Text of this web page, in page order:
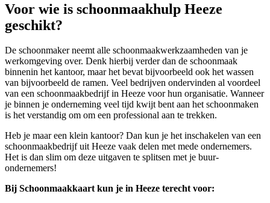
Voor wie is schoonmaakhulp Heeze
geschikt?
De schoonmaker neemt alle schoonmaakwerkzaamheden van je
werkomgeving over. Denk hierbij verder dan de schoonmaak
binnenin het kantoor, maar het bevat bijvoorbeeld ook het wassen
van bijvoorbeeld de ramen. Veel bedrijven ondervinden al voordeel
van een schoonmaakbedrijf in Heeze voor hun organisatie. Wanneer
je binnen je onderneming veel tijd kwijt bent aan het schoonmaken
is het verstandig om om een professional aan te trekken.
Heb je maar een klein kantoor? Dan kun je het inschakelen van een
schoonmaakbedrijf uit Heeze vaak delen met mede ondernemers.
Het is dan slim om deze uitgaven te splitsen met je buur-
ondernemers!
Bij Schoonmaakkaart kun je in Heeze terecht voor: